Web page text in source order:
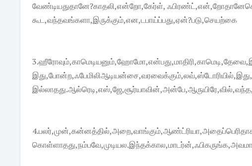
வேண்டியதுதானே?காதலி,என்றோ,கேர்ள்,
கூட,வந்தவங்களா,இருக்கும்,என,டபாய்ப்பது,ஏன்?படு,செயற்கை